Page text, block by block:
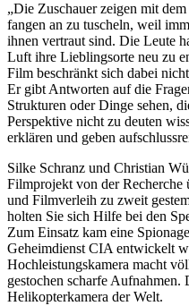
„Die Zuschauer zeigen mit
fangen an zu tuscheln, weil
ihnen vertraut sind. Die Leute
Luft ihre Lieblingsorte neu zu
Film beschränkt sich dabei
Er gibt Antworten auf die
Strukturen oder Dinge sehen,
Perspektive nicht zu deuten
erklären und geben
Silke Schranz und Christian
Filmprojekt von der Recherche
und Filmverleih zu zweit
holten Sie sich Hilfe bei den
Zum Einsatz kam eine
Geheimdienst CIA entwickelt
Hochleistungskamera macht
gestochen scharfe
Helikopterkamera der Welt.